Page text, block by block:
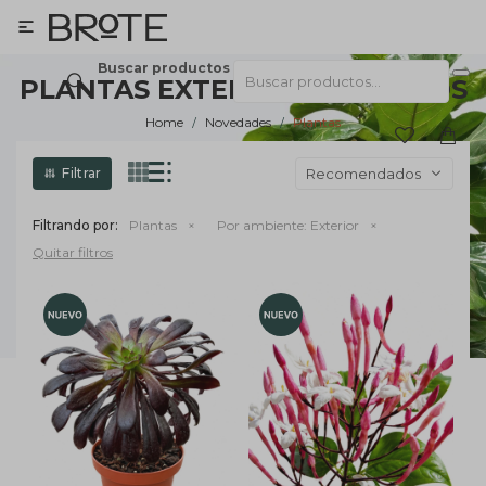
Buscar productos

PLANTAS EXTERIOR EN NUEVOS
Home Novedades Plantas
Recomendados
Filtrando por: Plantas Por ambiente: Exterior
Quitar filtros